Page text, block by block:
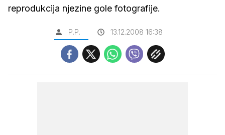
reprodukcija njezine gole fotografije.
P.P. 13.12.2008 16:38